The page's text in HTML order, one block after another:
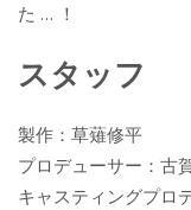
た … ！
スタッフ
製作：草薙修平
プロデューサー：
キャスティングプ